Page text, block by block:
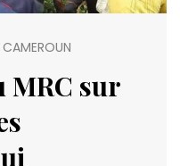
MRC sur